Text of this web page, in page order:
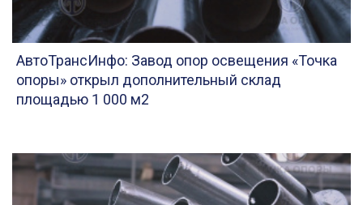
АвтоТрансИнфо: Завод опор освещения «Точка
опоры» открыл дополнительный склад
площадью 1 000 м2